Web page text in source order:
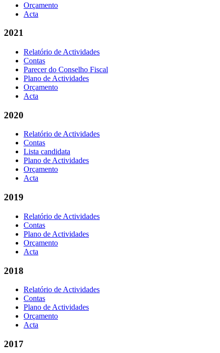
Orçamento
Acta
2021
Relatório de Actividades
Contas
Parecer do Conselho Fiscal
Plano de Actividades
Orçamento
Acta
2020
Relatório de Actividades
Contas
Lista candidata
Plano de Actividades
Orçamento
Acta
2019
Relatório de Actividades
Contas
Plano de Actividades
Orçamento
Acta
2018
Relatório de Actividades
Contas
Plano de Actividades
Orçamento
Acta
2017